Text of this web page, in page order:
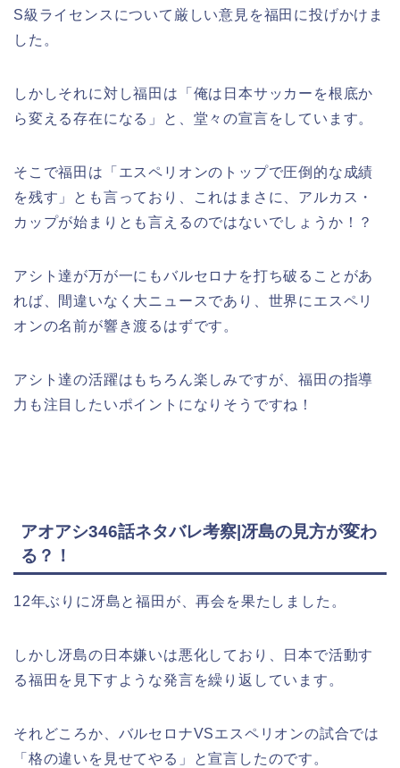
S級ライセンスについて厳しい意見を福田に投げかけま
した。
しかしそれに対し福田は「俺は日本サッカーを根底か
ら変える存在になる」と、堂々の宣言をしています。
そこで福田は「エスペリオンのトップで圧倒的な成績
を残す」とも言っており、これはまさに、アルカス・
カップが始まりとも言えるのではないでしょうか！？
アシト達が万が一にもバルセロナを打ち破ることがあ
れば、間違いなく大ニュースであり、世界にエスペリ
オンの名前が響き渡るはずです。
アシト達の活躍はもちろん楽しみですが、福田の指導
力も注目したいポイントになりそうですね！
アオアシ346話ネタバレ考察|冴島の見方が変わ
る？！
12年ぶりに冴島と福田が、再会を果たしました。
しかし冴島の日本嫌いは悪化しており、日本で活動す
る福田を見下すような発言を繰り返しています。
それどころか、バルセロナVSエスペリオンの試合では
「格の違いを見せてやる」と宣言したのです。